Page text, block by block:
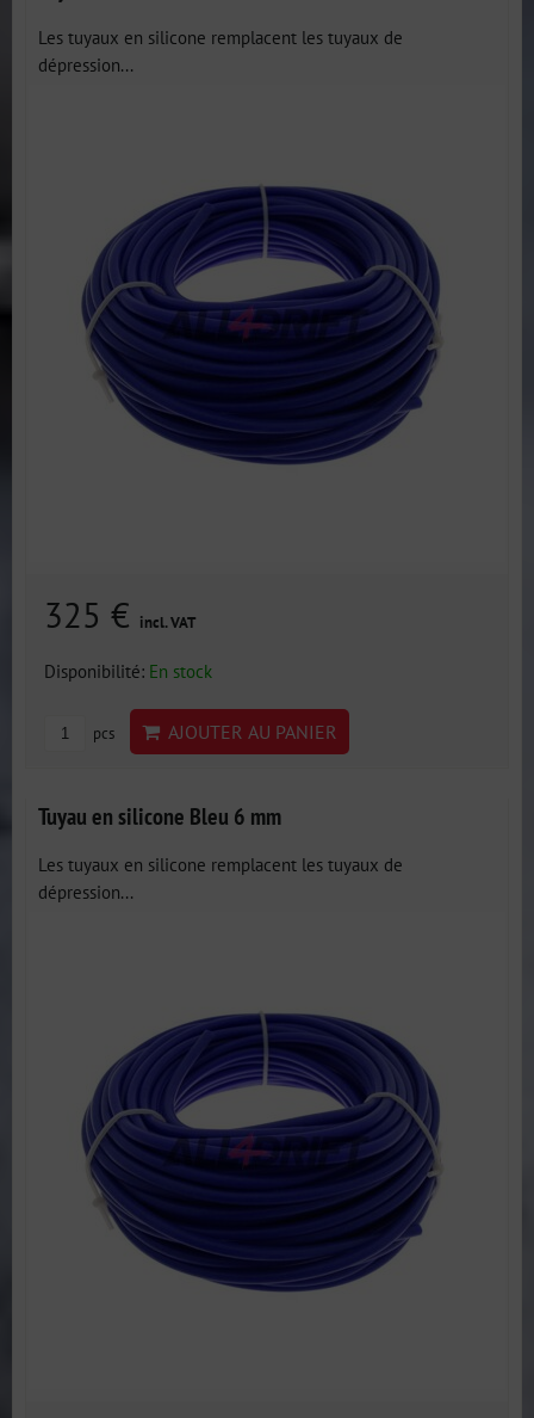
Les tuyaux en silicone remplacent les tuyaux de
dépression...
325 € incl. VAT
Disponibilité: En stock
pcs AJOUTER AU PANIER
Tuyau en silicone Bleu 6 mm
Les tuyaux en silicone remplacent les tuyaux de
dépression...